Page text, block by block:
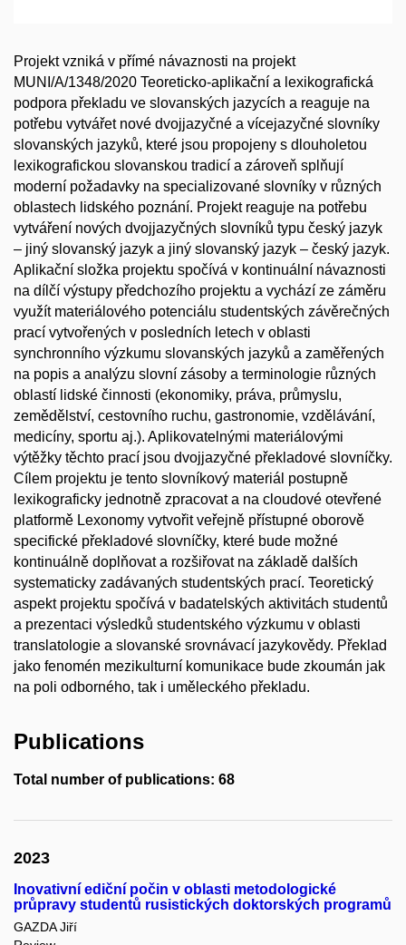
Projekt vzniká v přímé návaznosti na projekt
MUNI/A/1348/2020 Teoreticko-aplikační a lexikografická
podpora překladu ve slovanských jazycích a reaguje na
potřebu vytvářet nové dvojjazyčné a vícejazyčné slovníky
slovanských jazyků, které jsou propojeny s dlouholetou
lexikografickou slovanskou tradicí a zároveň splňují
moderní požadavky na specializované slovníky v různých
oblastech lidského poznání. Projekt reaguje na potřebu
vytváření nových dvojjazyčných slovníků typu český jazyk
– jiný slovanský jazyk a jiný slovanský jazyk – český jazyk.
Aplikační složka projektu spočívá v kontinuální návaznosti
na dílčí výstupy předchozího projektu a vychází ze záměru
využít materiálového potenciálu studentských závěrečných
prací vytvořených v posledních letech v oblasti
synchronního výzkumu slovanských jazyků a zaměřených
na popis a analýzu slovní zásoby a terminologie různých
oblastí lidské činnosti (ekonomiky, práva, průmyslu,
zemědělství, cestovního ruchu, gastronomie, vzdělávání,
medicíny, sportu aj.). Aplikovatelnými materiálovými
výtěžky těchto prací jsou dvojjazyčné překladové slovníčky.
Cílem projektu je tento slovníkový materiál postupně
lexikograficky jednotně zpracovat a na cloudové otevřené
platformě Lexonomy vytvořit veřejně přístupné oborově
specifické překladové slovníčky, které bude možné
kontinuálně doplňovat a rozšiřovat na základě dalších
systematicky zadávaných studentských prací. Teoretický
aspekt projektu spočívá v badatelských aktivitách studentů
a prezentaci výsledků studentského výzkumu v oblasti
translatologie a slovanské srovnávací jazykovědy. Překlad
jako fenomén mezikulturní komunikace bude zkoumán jak
na poli odborného, tak i uměleckého překladu.
Publications
Total number of publications: 68
2023
Inovativní ediční počin v oblasti metodologické
průpravy studentů rusistických doktorských programů
GAZDA Jiří